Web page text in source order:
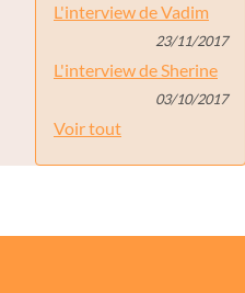
L'interview de Vadim
23/11/2017
L'interview de Sherine
03/10/2017
Voir tout